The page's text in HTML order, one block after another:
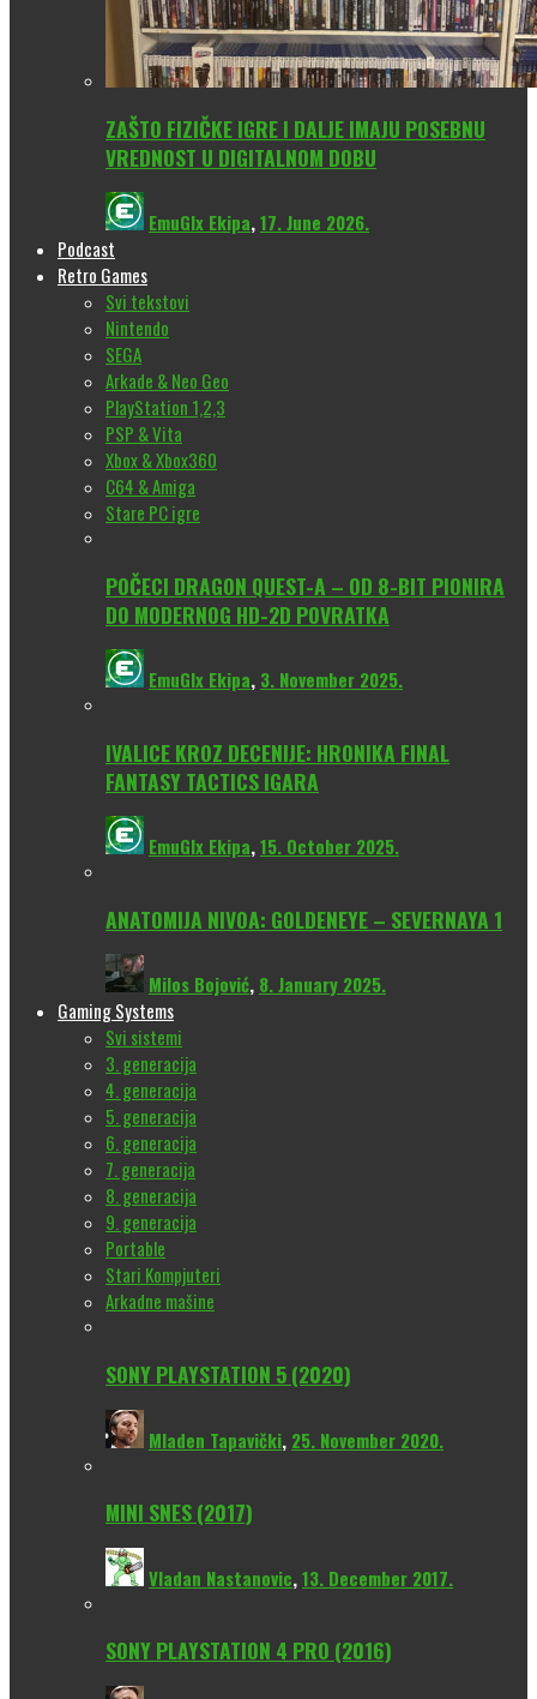
ZAŠTO FIZIČKE IGRE I DALJE IMAJU POSEBNU
VREDNOST U DIGITALNOM DOBU
EmuGlx Ekipa,17. June 2026.
Podcast
Retro Games
Svi tekstovi
Nintendo
SEGA
Arkade & Neo Geo
PlayStation 1,2,3
PSP & Vita
Xbox & Xbox360
C64 & Amiga
Stare PC igre
POČECI DRAGON QUEST-A – OD 8-BIT PIONIRA
DO MODERNOG HD-2D POVRATKA
EmuGlx Ekipa, 3. November 2025.
IVALICE KROZ DECENIJE: HRONIKA FINAL
FANTASY TACTICS IGARA
EmuGlx Ekipa,15. October 2025.
ANATOMIJA NIVOA: GOLDENEYE – SEVERNAYA 1
Milos Bojović, 8. January 2025.
Gaming Systems
Svi sistemi
3. generacija
4. generacija
5. generacija
6. generacija
7. generacija
8. generacija
9. generacija
Portable
Stari Kompjuteri
Arkadne mašine
SONY PLAYSTATION 5 (2020)
Mladen Tapavički, 25. November 2020.
MINI SNES (2017)
Vladan Nastanovic,13. December 2017.
SONY PLAYSTATION 4 PRO (2016)